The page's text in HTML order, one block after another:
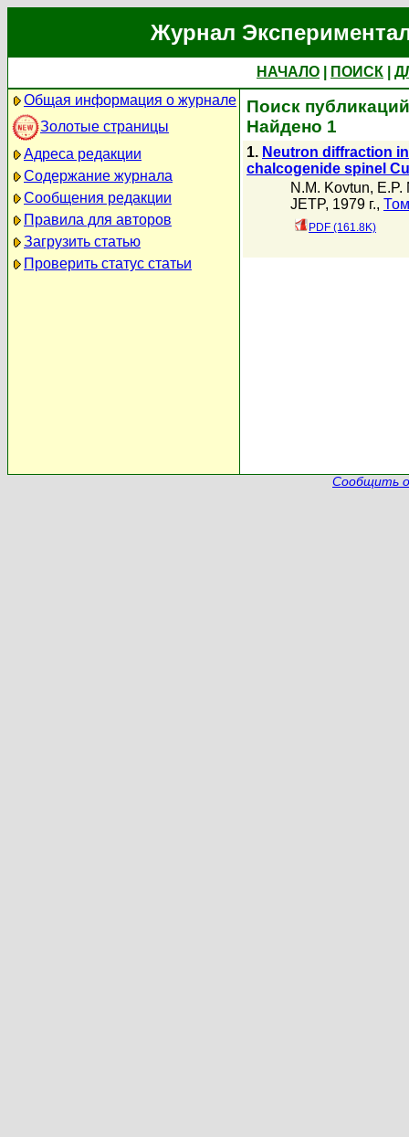
Журнал
НАЧАЛО ПОИСК
Общая информация о журнале
Золотые страницы
Адреса редакции
Содержание журнала
Сообщения редакции
Правила для авторов
Загрузить статью
Проверить статус статьи
Поиск
Найдено 1
1. Neutron diffraction
chalcogenide spinel
N.M. Kovtun, E.P.
JETP, 1979 г.,
PDF (161.8K)
Сообщить о